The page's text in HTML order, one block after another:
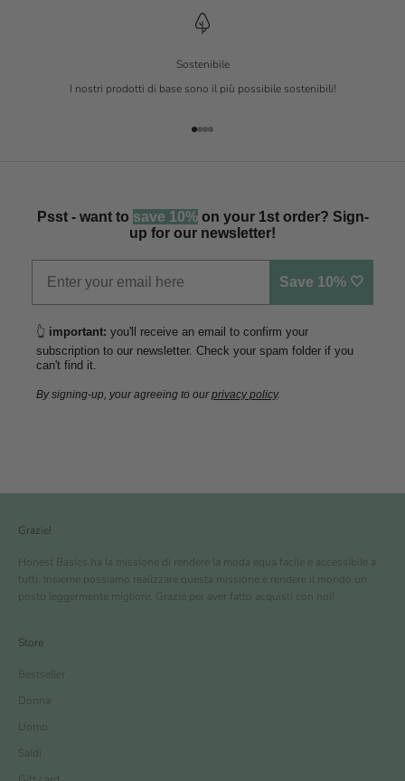
Sostenibile
I nostri prodotti di base sono il più possibile sostenibili!
Vai all'articolo 1
Vai all'articolo 2
Vai all'articolo 3
Vai all'articolo 4
Psst - want to save 10%on your 1st order? Sign-
up for our newsletter!
Save 10% 🤍
👆 important: you'll receive an email to confirm your
subscription to our newsletter. Check your spam folder if you
can't find it.
By signing-up, your agreeing to ourprivacy policy.
Grazie!
Honest Basics ha la missione di rendere la moda equa facile e accessibile a
tutti. Insieme possiamo realizzare questa missione e rendere il mondo un
posto leggermente migliore. Grazie per aver fatto acquisti con noi!
Store
Bestseller
Donna
Uomo
Saldi